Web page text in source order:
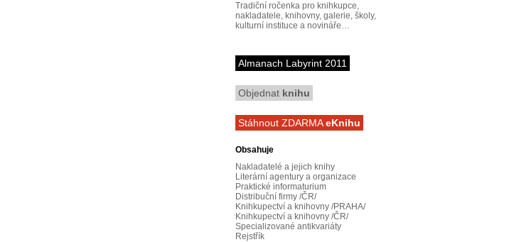
Tradiční ročenka pro knihkupce,
nakladatele, knihovny, galerie, školy,
kulturní instituce a novináře…
Almanach Labyrint 2011
Objednat knihu
Stáhnout ZDARMAeKnihu
Obsahuje
Nakladatelé a jejich knihy
Literární agentury a organizace
Praktické informaturium
Distribuční firmy /ČR/
Knihkupectví a knihovny /PRAHA/
Knihkupectví a knihovny /ČR/
Specializované antikvariáty
Rejstřík